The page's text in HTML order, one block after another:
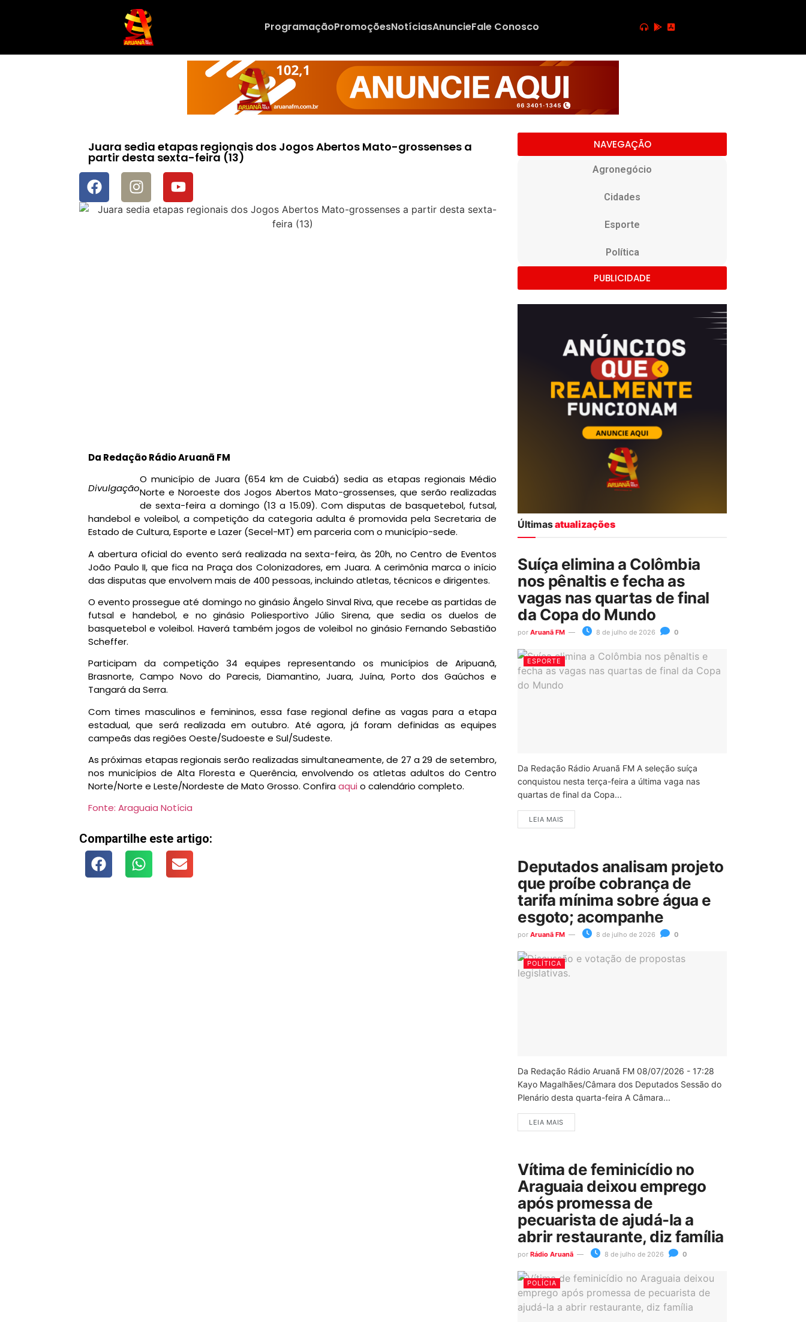
ProgramaçãoPromoçõesNotíciasAnuncieFale Conosco
Juara sedia etapas regionais dos Jogos Abertos Mato-grossenses a
partir desta sexta-feira (13)
Da Redação Rádio Aruanã FM
Divulgação
O município de Juara (654 km de Cuiabá) sedia as etapas regionais Médio
Norte e Noroeste dos Jogos Abertos Mato-grossenses, que serão realizadas
de sexta-feira a domingo (13 a 15.09). Com disputas de basquetebol, futsal,
handebol e voleibol, a competição da categoria adulta é promovida pela Secretaria de
Estado de Cultura, Esporte e Lazer (Secel-MT) em parceria com o município-sede.
A abertura oficial do evento será realizada na sexta-feira, às 20h, no Centro de Eventos
João Paulo II, que fica na Praça dos Colonizadores, em Juara. A cerimônia marca o início
das disputas que envolvem mais de 400 pessoas, incluindo atletas, técnicos e dirigentes.
O evento prossegue até domingo no ginásio Ângelo Sinval Riva, que recebe as partidas de
futsal e handebol, e no ginásio Poliesportivo Júlio Sirena, que sedia os duelos de
basquetebol e voleibol. Haverá também jogos de voleibol no ginásio Fernando Sebastião
Scheffer.
Participam da competição 34 equipes representando os municípios de Aripuanã,
Brasnorte, Campo Novo do Parecis, Diamantino, Juara, Juína, Porto dos Gaúchos e
Tangará da Serra.
Com times masculinos e femininos, essa fase regional define as vagas para a etapa
estadual, que será realizada em outubro. Até agora, já foram definidas as equipes
campeãs das regiões Oeste/Sudoeste e Sul/Sudeste.
As próximas etapas regionais serão realizadas simultaneamente, de 27 a 29 de setembro,
nos municípios de Alta Floresta e Querência, envolvendo os atletas adultos do Centro
Norte/Norte e Leste/Nordeste de Mato Grosso. Confiraaqui o calendário completo.
Fonte: Araguaia Notícia
Compartilhe este artigo:
NAVEGAÇÃO
Agronegócio
Cidades
Esporte
Política
PUBLICIDADE
Últimasatualizações
Suíça elimina a Colômbia
nos pênaltis e fecha as
vagas nas quartas de final
da Copa do Mundo
por Aruanã FM 8 de julho de 2026 0
ESPORTE
Da Redação Rádio Aruanã FM A seleção suíça
conquistou nesta terça-feira a última vaga nas
quartas de final da Copa...
LEIA MAIS
Deputados analisam projeto
que proíbe cobrança de
tarifa mínima sobre água e
esgoto; acompanhe
por Aruanã FM 8 de julho de 2026 0
POLÍTICA
Da Redação Rádio Aruanã FM 08/07/2026 - 17:28
Kayo Magalhães/Câmara dos Deputados Sessão do
Plenário desta quarta-feira A Câmara...
LEIA MAIS
Vítima de feminicídio no
Araguaia deixou emprego
após promessa de
pecuarista de ajudá-la a
abrir restaurante, diz família
por Rádio Aruanã 8 de julho de 2026 0
POLÍCIA